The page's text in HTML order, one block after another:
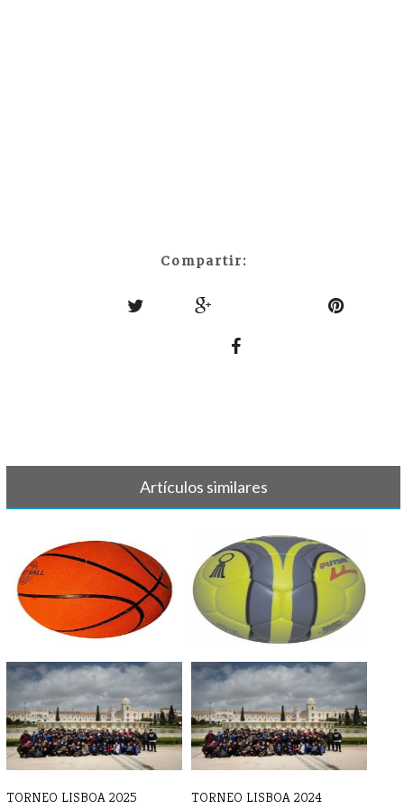
Compartir:
Artículos similares
BALONCESTO - Crónicas y
resultados [...]
BALONMANO - Crónica y
resultado 7 d[...]
TORNEO LISBOA 2025 TORNEO LISBOA 2024